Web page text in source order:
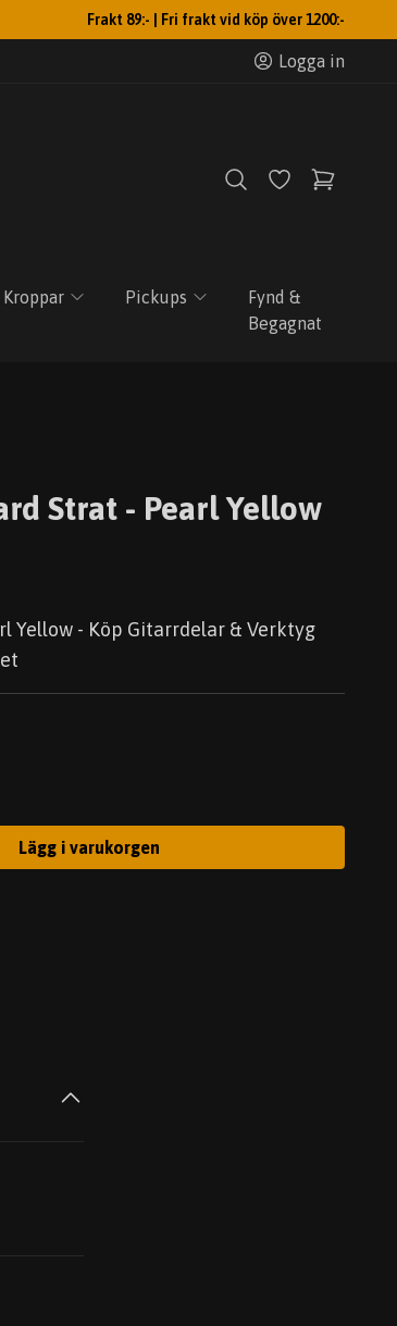
Frakt 89:- | Fri frakt vid köp över 1200:-
Logga in
Kroppar Pickups
Fynd &
Begagnat
Strat - Pearl Yellow
Yellow - Köp Gitarrdelar & Verktyg
Lägg i varukorgen